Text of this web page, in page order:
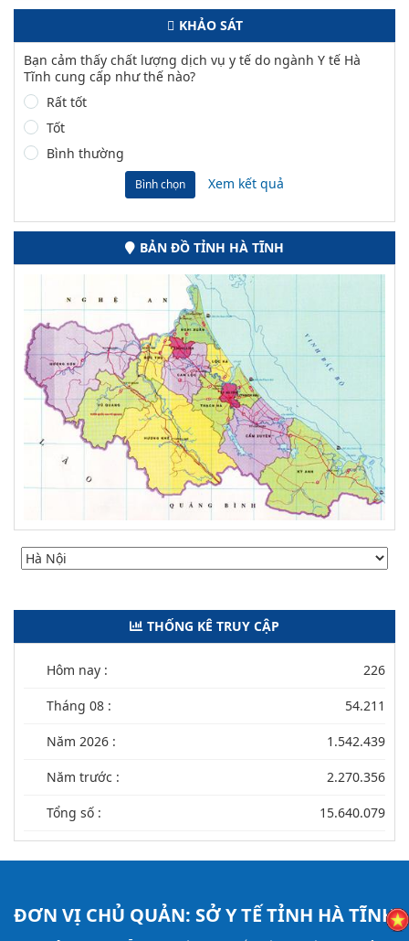
KHẢO SÁT
Bạn cảm thấy chất lượng dịch vụ y tế do ngành Y tế Hà
Tĩnh cung cấp như thế nào?
Rất tốt
Tốt
Bình thường
Bình chọn Xem kết quả
BẢN ĐỒ TỈNH HÀ TĨNH
THỐNG KÊ TRUY CẬP
Hôm nay : 226
Tháng 08 : 54.211
Năm 2026 : 1.542.439
Năm trước : 2.270.356
Tổng số : 15.640.079
ĐƠN VỊ CHỦ QUẢN: SỞ Y TẾ TỈNH HÀ TĨNH